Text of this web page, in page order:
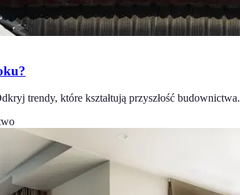
trendy, które kształtują przyszłość budownictwa.